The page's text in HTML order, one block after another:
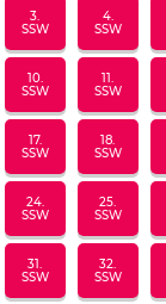
3.
SSW
4.
SSW
10.
SSW
11.
SSW
17.
SSW
18.
SSW
24.
SSW
25.
SSW
31.
SSW
32.
SSW